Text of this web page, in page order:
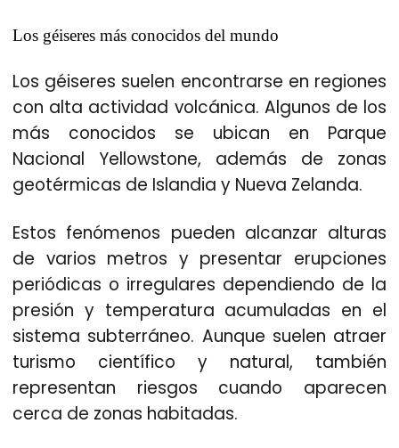
Los géiseres más conocidos del mundo
Los géiseres suelen encontrarse en regiones
con alta actividad volcánica. Algunos de los
más conocidos se ubican en Parque
Nacional Yellowstone, además de zonas
geotérmicas de Islandia y Nueva Zelanda.
Estos fenómenos pueden alcanzar alturas
de varios metros y presentar erupciones
periódicas o irregulares dependiendo de la
presión y temperatura acumuladas en el
sistema subterráneo. Aunque suelen atraer
turismo científico y natural, también
representan riesgos cuando aparecen
cerca de zonas habitadas.